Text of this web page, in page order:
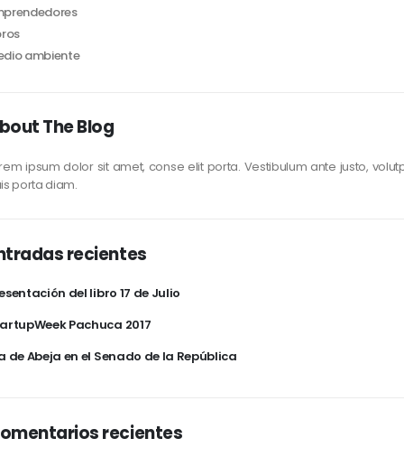
ambiente
The Blog
ipsum dolor sit amet, conse elit porta. Vestibulum ante justo,
porta diam.
recientes
del libro 17 de Julio
Pachuca 2017
de Abeja en el Senado de la República
recientes